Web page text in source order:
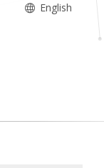
English